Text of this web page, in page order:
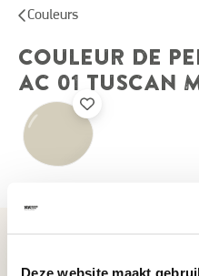
Deze website maakt
Couleurs
COULEUR DE
AC 01 TUSCAN